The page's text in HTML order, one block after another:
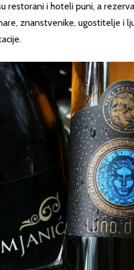
restorani i hoteli puni, a
znanstvenike, ugostitelje i